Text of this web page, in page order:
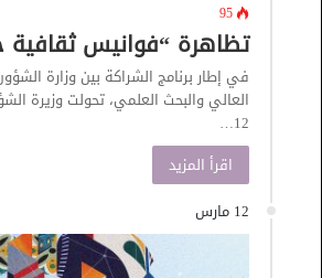
95
تظاهرة “فوانيس ثقافية
في إطار برنامج الشراكة بين وزارة
العالي والبحث العلمي، تحولت وزيرة
12…
اقرأ المزيد
12 مارس